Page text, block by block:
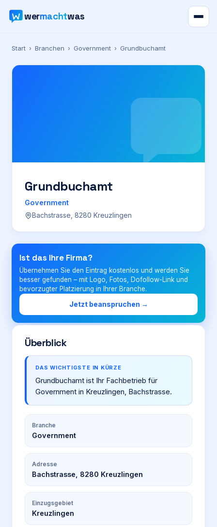
wermachtwas
Verzeichnis
Karte
Preise
Für Firmen
Login
Firma eintragen
Start › Branchen › Government › Grundbuchamt
Grundbuchamt
Government
Bachstrasse, 8280 Kreuzlingen
Ist das Ihre Firma?
Übernehmen Sie den Eintrag kostenlos und werden Sie
besser gefunden – mit Logo, Fotos, Dofollow-Link und
bevorzugter Platzierung in Ihrer Branche.
Jetzt beanspruchen →
Überblick
DAS WICHTIGSTE IN KÜRZE
Grundbuchamt ist Ihr Fachbetrieb für
Government in Kreuzlingen, Bachstrasse.
Branche
Government
Adresse
Bachstrasse, 8280 Kreuzlingen
Einzugsgebiet
Kreuzlingen